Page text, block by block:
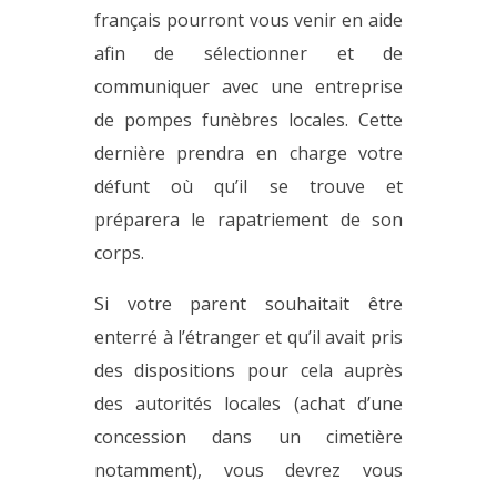
français pourront vous venir en aide
afin de sélectionner et de
communiquer avec une entreprise
de pompes funèbres locales. Cette
dernière prendra en charge votre
défunt où qu’il se trouve et
préparera le rapatriement de son
corps.
Si votre parent souhaitait être
enterré à l’étranger et qu’il avait pris
des dispositions pour cela auprès
des autorités locales (achat d’une
concession dans un cimetière
notamment), vous devrez vous